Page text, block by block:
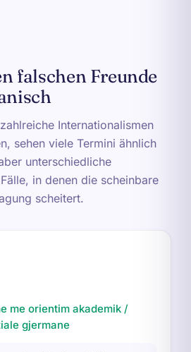
falschen Freunde
Internationalismen
sehen viele Termini ähnlich
unterschiedliche
in denen die scheinbare
scheitert.
me orientim akademik /
gjermane